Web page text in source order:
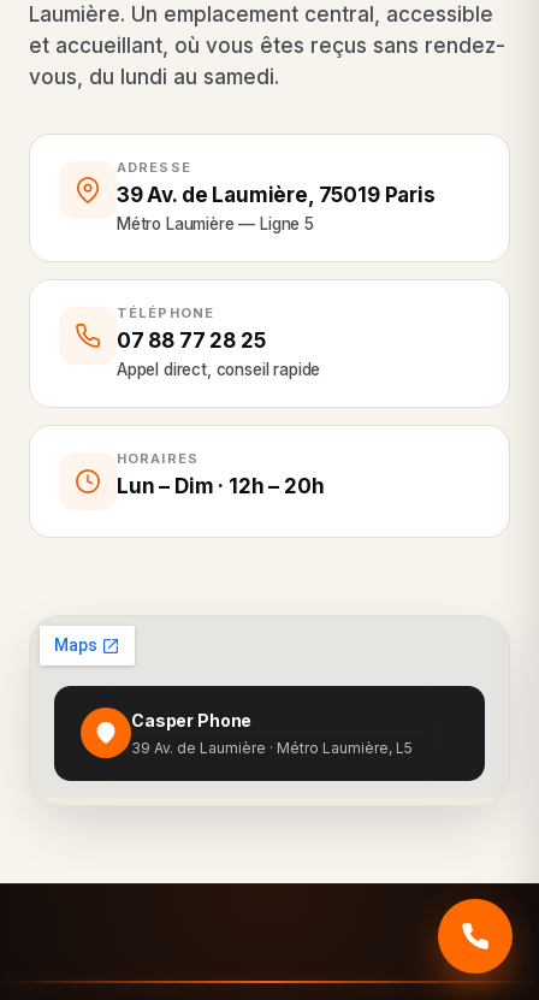
Laumière. Un emplacement central, accessible
et accueillant, où vous êtes reçus sans rendez-
vous, du lundi au samedi.
ADRESSE
39 Av. de Laumière, 75019 Paris
Métro Laumière — Ligne 5
TÉLÉPHONE
07 88 77 28 25
Appel direct, conseil rapide
HORAIRES
Lun – Dim · 12h – 20h
Casper Phone
39 Av. de Laumière · Métro Laumière, L5